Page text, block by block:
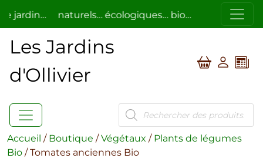
naturels… écologiques… bio… respectueux de
Les Jardins
d'Ollivier
Recherche
de
produits
Accueil / Boutique /Végétaux / Plants de légumes
Bio / Tomates anciennes Bio